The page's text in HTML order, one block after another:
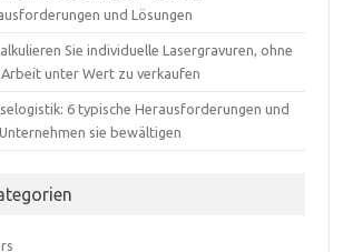
und Lösungen
Sie individuelle Lasergravuren, ohne
unter Wert zu verkaufen
6 typische Herausforderungen und
sie bewältigen